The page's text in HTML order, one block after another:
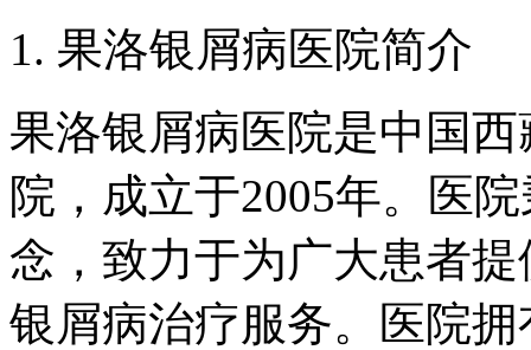
1. 果洛银屑病医院简介
果洛银屑病医院是中国
院，成立于2005年。医
念，致力于为广大患者
银屑病治疗服务。医院